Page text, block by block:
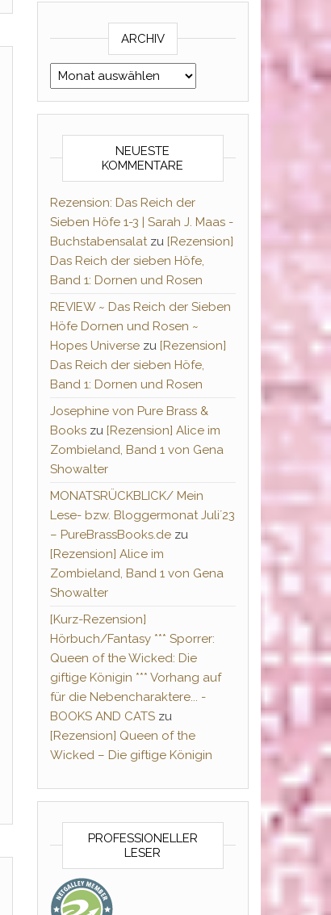
ARCHIV
Archiv
NEUESTE
KOMMENTARE
Rezension: Das Reich der
Sieben Höfe 1-3 | Sarah J. Maas -
Buchstabensalatzu [Rezension]
Das Reich der sieben Höfe,
Band 1: Dornen und Rosen
REVIEW ~ Das Reich der Sieben
Höfe Dornen und Rosen ~
Hopes Universezu [Rezension]
Das Reich der sieben Höfe,
Band 1: Dornen und Rosen
Josephine von Pure Brass &
Bookszu [Rezension] Alice im
Zombieland, Band 1 von Gena
Showalter
MONATSRÜCKBLICK/ Mein
Lese- bzw. Bloggermonat Juli´23
– PureBrassBooks.dezu
[Rezension] Alice im
Zombieland, Band 1 von Gena
Showalter
[Kurz-Rezension]
Hörbuch/Fantasy *** Sporrer:
Queen of the Wicked: Die
giftige Königin *** Vorhang auf
für die Nebencharaktere... -
BOOKS AND CATSzu
[Rezension] Queen of the
Wicked – Die giftige Königin
PROFESSIONELLER
LESER